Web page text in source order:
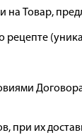
на Товар,
рецепте
при их